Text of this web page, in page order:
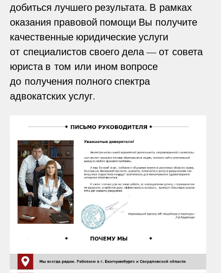
добиться лучшего результата. В рамках
оказания правовой помощи Вы получите
качественные юридические услуги
от специалистов своего дела — от совета
юриста в том или ином вопросе
до получения полного спектра
адвокатских услуг.